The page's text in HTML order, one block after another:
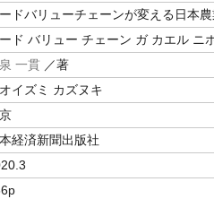
ドバリューチェーンが変える日本
ド バリュー チェーン ガ カエル ニ
一貫 ／著
イズミ カズヌキ
経済新聞出版社